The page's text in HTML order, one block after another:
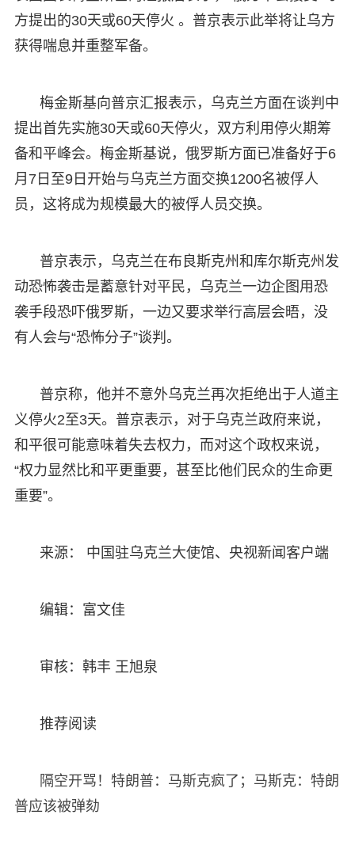
方提出的30天或60天停火 。普京表示此举将让乌方
获得喘息并重整军备。
梅金斯基向普京汇报表示，乌克兰方面在谈判中
提出首先实施30天或60天停火，双方利用停火期筹
备和平峰会。梅金斯基说，俄罗斯方面已准备好于6
月7日至9日开始与乌克兰方面交换1200名被俘人
员，这将成为规模最大的被俘人员交换。
普京表示，乌克兰在布良斯克州和库尔斯克州发
动恐怖袭击是蓄意针对平民，乌克兰一边企图用恐
袭手段恐吓俄罗斯，一边又要求举行高层会晤，没
有人会与“恐怖分子”谈判。
普京称，他并不意外乌克兰再次拒绝出于人道主
义停火2至3天。普京表示，对于乌克兰政府来说，
和平很可能意味着失去权力，而对这个政权来说，
“权力显然比和平更重要，甚至比他们民众的生命更
重要”。
来源： 中国驻乌克兰大使馆、央视新闻客户端
编辑：富文佳
审核：韩丰 王旭泉
推荐阅读
隔空开骂！特朗普：马斯克疯了；马斯克：特朗
普应该被弹劾